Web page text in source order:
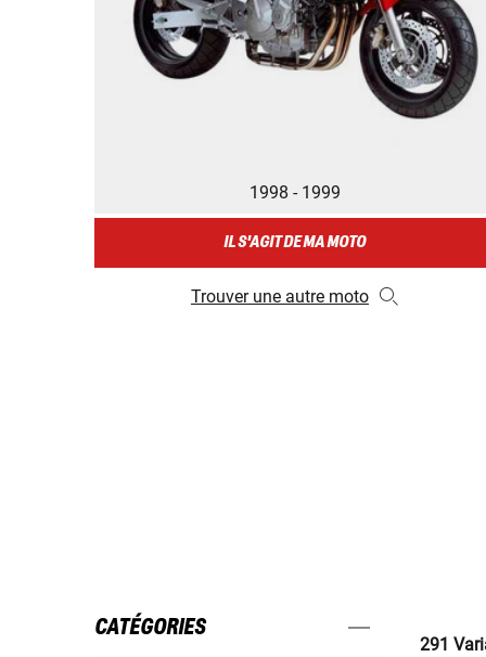
1998 - 1999
IL S'AGIT DE MA MOTO
Trouver une autre moto
CATÉGORIES
291